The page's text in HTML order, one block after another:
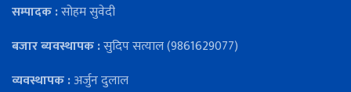
सम्पादक :सोहम सुवेदी
बजार ब्यवस्थापक :सुदिप सत्याल (9861629077)
व्यवस्थापक :अर्जुन दुलाल